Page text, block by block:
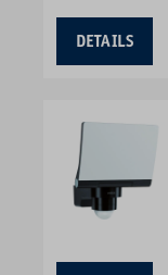
DETAILS